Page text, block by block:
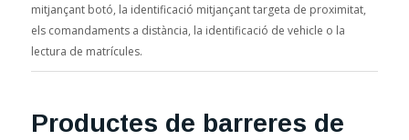
mitjançant botó, la identificació mitjançant targeta de proximitat,
els comandaments a distància, la identificació de vehicle o la
lectura de matrícules.
Productes de barreres de